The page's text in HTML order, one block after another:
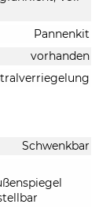
Pannenkit
vorhanden
Schwenkbar